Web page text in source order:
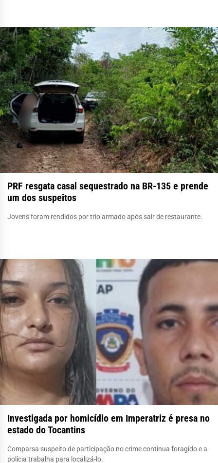
PRF resgata casal sequestrado na BR-135 e prende
um dos suspeitos
Jovens foram rendidos por trio armado após sair de restaurante.
Investigada por homicídio em Imperatriz é presa no
estado do Tocantins
Comparsa suspeito de participação no crime continua foragido e a
polícia trabalha para localizá-lo.